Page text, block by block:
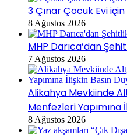
3 Çınar Çocuk Evi
8 Ağustos 2026
MHP Darıca’dan
7 Ağustos 2026
Alikahya Mevkiinde
Menfezleri Yapımına
8 Ağustos 2026